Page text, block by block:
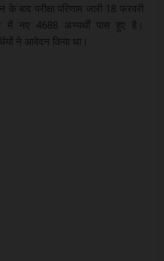
परीक्षा परिणाम जारी 18 फरवरी
में नए 4688 अभ्यर्थी पास हुए है।
ने आवेदन किया था।